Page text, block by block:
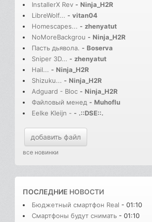
InstallerX Rev - Ninja_H2R
LibreWolf... - vitan04
Homescapes... - zhenyatut
NoMoreBackgrou - Ninja_H2R
Пасть дьявола. - Boserva
Sniper 3D... - zhenyatut
Hail... - Ninja_H2R
Shizuku... - Ninja_H2R
Adguard - Bloc - Ninja_H2R
Файловый менед - Muhoflu
Eelke Kleijn - - .::DSE::.
добавить файл
все новинки
ПОСЛЕДНИЕ НОВОСТИ
Бюджетный смартфон Real - 01:10
Смартфоны будут снимать - 01:10